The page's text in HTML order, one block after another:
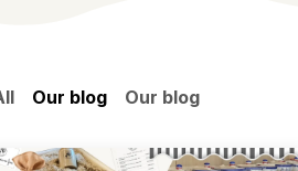
Our blog Our blog